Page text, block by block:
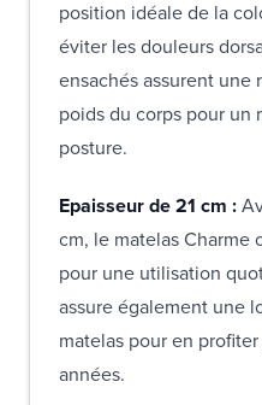
position idéale de la
éviter les douleurs
ensachés assurent
poids du corps pour un
posture.
Epaisseur de 21 cm :
cm, le matelas Charme
pour une utilisation
assure également une
matelas pour en
années.